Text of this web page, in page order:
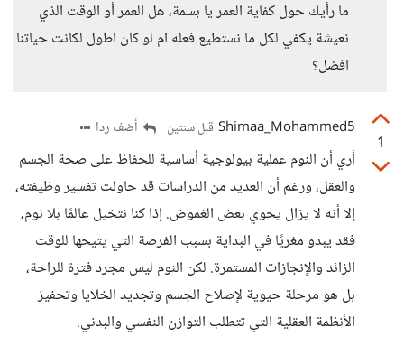
ما رأيك حول كفاية العمر يا بسمة، هل العمر أو الوقت الذي
نعيشة يكفي لكل ما نستطيع فعله ام لو كان اطول لكانت حياتنا
افضل؟
1
Shimaa_Mohammed5 قبل سنتين أضف ردا
أري أن النوم عملية بيولوجية أساسية للحفاظ على صحة الجسم
والعقل، ورغم أن العديد من الدراسات قد حاولت تفسير وظيفته،
إلا أنه لا يزال يحوي بعض الغموض. إذا كنا نتخيل عالمًا بلا نوم،
فقد يبدو مغريًا في البداية بسبب الفرصة التي يتيحها للوقت
الزائد والإنجازات المستمرة. لكن النوم ليس مجرد فترة للراحة،
بل هو مرحلة حيوية لإصلاح الجسم وتجديد الخلايا وتحفيز
الأنظمة العقلية التي تتطلب التوازن النفسي والبدني.